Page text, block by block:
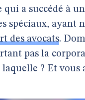
a succédé à
spéciaux, ayant
des avocats.
pas la
? Et vous